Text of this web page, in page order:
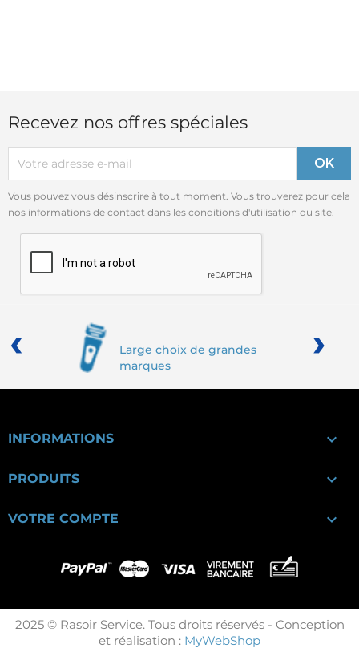
Recevez nos offres spéciales
Vous pouvez vous désinscrire à tout moment. Vous trouverez pour cela
nos informations de contact dans les conditions d'utilisation du site.
Large choix de grandes
marques
‹ ›
INFORMATIONS 
PRODUITS 
VOTRE COMPTE 
2025 © Rasoir Service. Tous droits réservés - Conception
et réalisation : MyWebShop